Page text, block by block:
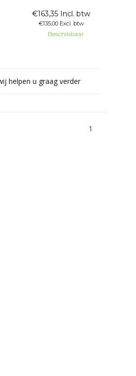
€163,35 Incl. btw
€135,00 Excl. btw
Beschikbaar
helpen u graag verder
1